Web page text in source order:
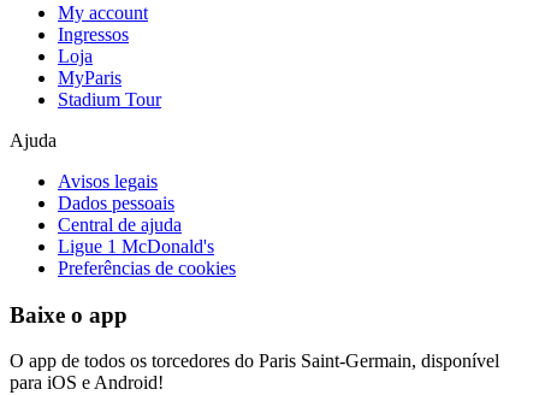
My account
Ingressos
Loja
MyParis
Stadium Tour
Ajuda
Avisos legais
Dados pessoais
Central de ajuda
Ligue 1 McDonald's
Preferências de cookies
Baixe o app
O app de todos os torcedores do Paris Saint-Germain, disponível
para iOS e Android!